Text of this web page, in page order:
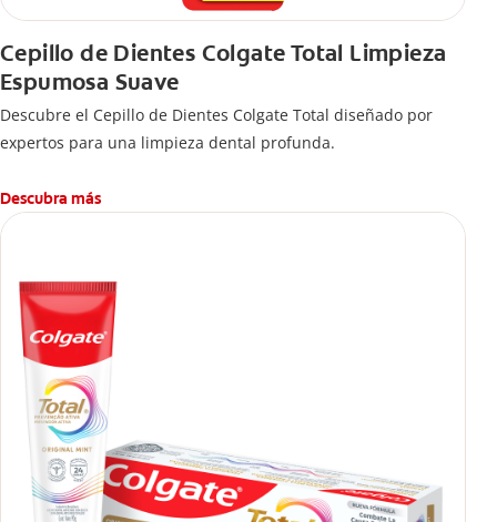
Cepillo de Dientes Colgate Total Limpieza
Espumosa Suave
Descubre el Cepillo de Dientes Colgate Total diseñado por
expertos para una limpieza dental profunda.
Descubra más